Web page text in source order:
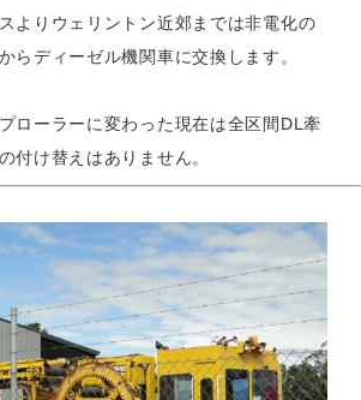
よりウェリントン近郊までは非電化の
らディーゼル機関車に交換します。
ローラーに変わった現在は全区間DL牽
付け替えはありません。